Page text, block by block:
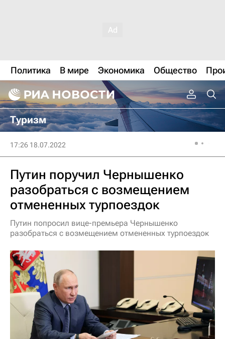
Политика В мире Экономика Общество
Туризм
17:26 18.07.2022
Путин поручил Чернышенко
разобраться с возмещением
отмененных турпоездок
Путин попросил вице-премьера Чернышенко
разобраться с возмещением отмененных турпоездок